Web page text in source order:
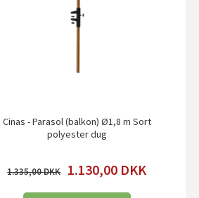
Cinas - Parasol (balkon) Ø1,8 m Sort
polyester dug
1.335,00 1.130,00 DKK